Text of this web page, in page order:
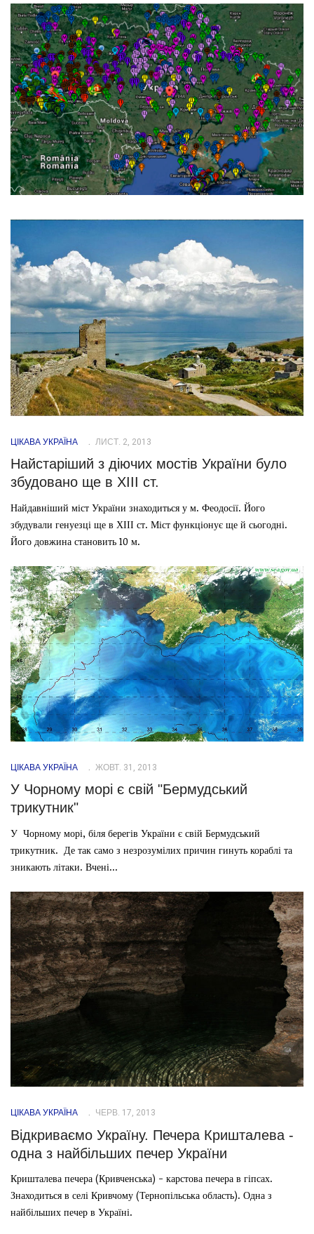
ЦІКАВА УКРАЇНА ЛИСТ. 2, 2013
Найстаріший з діючих мостів України було
збудовано ще в ХІІІ ст.
Найдавніший міст України знаходиться у м. Феодосії. Його
збудували генуезці ще в ХІІІ ст. Міст функціонує ще й сьогодні.
Його довжина становить 10 м.
ЦІКАВА УКРАЇНА ЖОВТ. 31, 2013
У Чорному морі є свій "Бермудський
трикутник"
У Чорному морі, біля берегів України є свій Бермудський
трикутник. Де так само з незрозумілих причин гинуть кораблі та
зникають літаки. Вчені...
ЦІКАВА УКРАЇНА ЧЕРВ. 17, 2013
Відкриваємо Україну. Печера Кришталева -
одна з найбільших печер України
Кришталева печера (Кривченська) - карстова печера в гіпсах.
Знаходиться в селі Кривчому (Тернопільська область). Одна з
найбільших печер в Україні.